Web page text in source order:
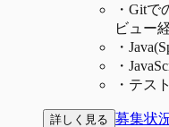
・ Gitで
ビュー
・
・
・ テス
詳しく見る 募集状